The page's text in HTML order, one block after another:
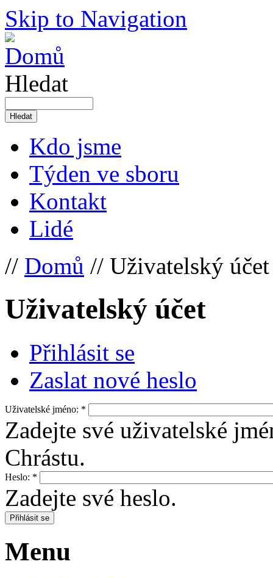
Skip to Navigation
Hledat
Kdo jsme
Týden ve sboru
Kontakt
Lidé
// Domů // Uživatelský účet
Uživatelský účet
Přihlásit se
Zaslat nové heslo
Uživatelské jméno: *
Zadejte své uživatelské
Chrástu.
Heslo: *
Zadejte své heslo.
Menu